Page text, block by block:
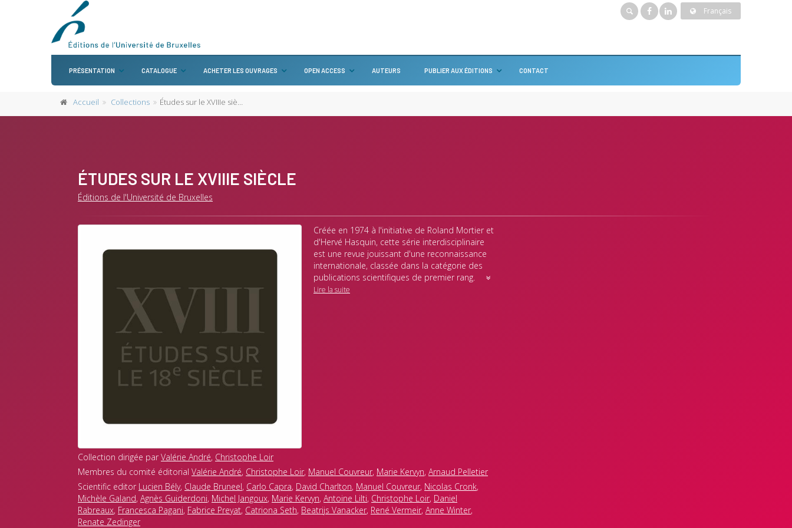
Français
PRÉSENTATION CATALOGUE ACHETER LES OUVRAGES OPEN ACCESS AUTEURS PUBLIER AUX ÉDITIONS CONTACT
Accueil Collections Études sur le XVIIIe siècle
ÉTUDES SUR LE XVIIIE SIÈCLE
Éditions de l'Université de Bruxelles
Créée en 1974 à l'initiative de Roland Mortier et
d'Hervé Hasquin, cette série interdisciplinaire
est une revue jouissant d'une reconnaissance
internationale, classée dans la catégorie des
publications scientifiques de premier rang.
Lire la suite
Collection dirigée par Valérie André, Christophe Loir
Membres du comité éditorial Valérie André, Christophe Loir, Manuel Couvreur, Marie Kervyn, Arnaud Pelletier
Scientific editor Lucien Bély, Claude Bruneel, Carlo Capra, David Charlton, Manuel Couvreur, Nicolas Cronk,
Michèle Galand, Agnès Guiderdoni, Michel Jangoux, Marie Kervyn, Antoine Lilti, Christophe Loir, Daniel
Rabreaux, Francesca Pagani, Fabrice Preyat, Catriona Seth, Beatrijs Vanacker, René Vermeir, Anne Winter,
Renate Zedinger